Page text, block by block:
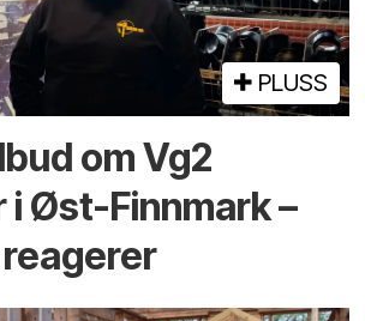
PLUSS
om Vg2
i Øst-Finnmark –